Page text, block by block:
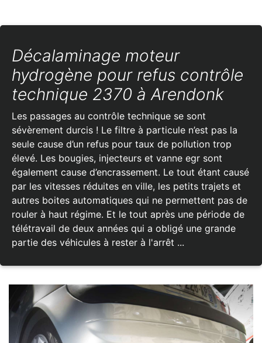
Décalaminage moteur
hydrogène pour refus contrôle
technique 2370 à Arendonk
Les passages au contrôle technique se sont
sévèrement durcis ! Le filtre à particule n’est pas la
seule cause d’un refus pour taux de pollution trop
élevé. Les bougies, injecteurs et vanne egr sont
également cause d’encrassement. Le tout étant causé
par les vitesses réduites en ville, les petits trajets et
autres boites automatiques qui ne permettent pas de
rouler à haut régime. Et le tout après une période de
télétravail de deux années qui a obligé une grande
partie des véhicules à rester à l'arrêt ...